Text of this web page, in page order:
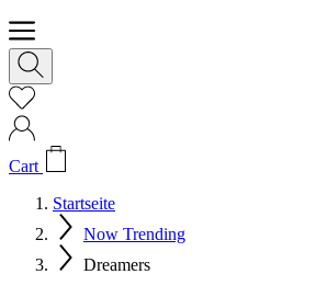
Cart
Startseite
Now Trending
Dreamers